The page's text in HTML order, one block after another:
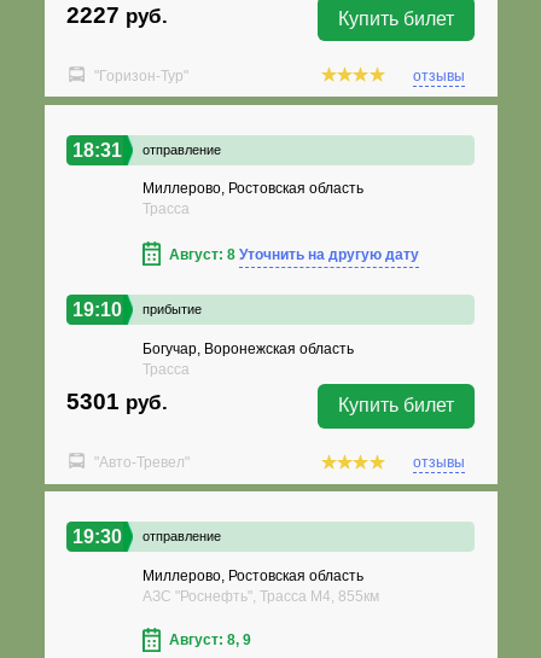
2227 руб. Купить билет
"Горизон-Тур" отзывы
18:31 отправление
Миллерово, Ростовская область
Трасса
Август: 8 Уточнить на другую дату
19:10 прибытие
Богучар, Воронежская область
Трасса
5301 руб. Купить билет
"Авто-Тревел" отзывы
19:30 отправление
Миллерово, Ростовская область
АЗС "Роснефть", Трасса М4, 855км
Август: 8, 9